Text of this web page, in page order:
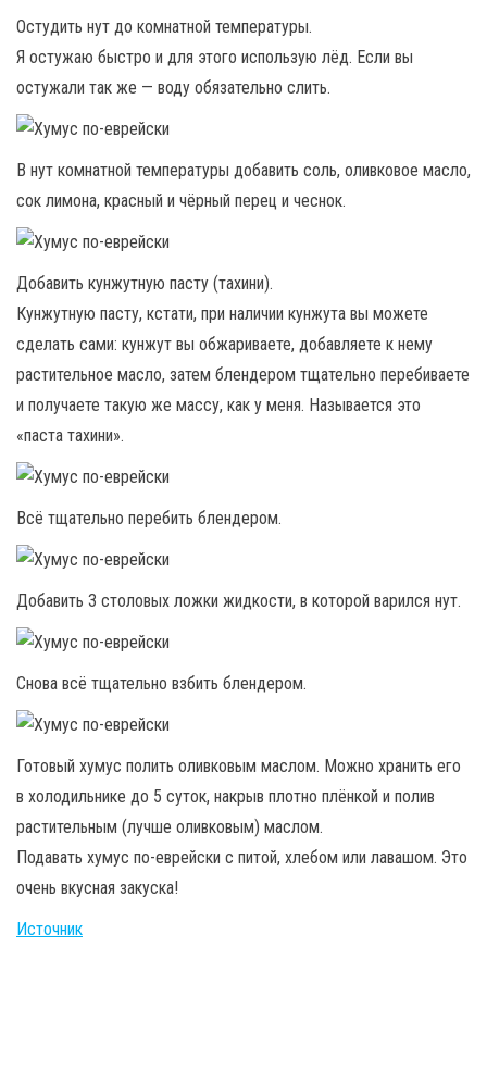
Остудить нут до комнатной температуры.
Я остужаю быстро и для этого использую лёд. Если вы
остужали так же — воду обязательно слить.
В нут комнатной температуры добавить соль, оливковое масло,
сок лимона, красный и чёрный перец и чеснок.
Добавить кунжутную пасту (тахини).
Кунжутную пасту, кстати, при наличии кунжута вы можете
сделать сами: кунжут вы обжариваете, добавляете к нему
растительное масло, затем блендером тщательно перебиваете
и получаете такую же массу, как у меня. Называется это
«паста тахини».
Всё тщательно перебить блендером.
Добавить 3 столовых ложки жидкости, в которой варился нут.
Снова всё тщательно взбить блендером.
Готовый хумус полить оливковым маслом. Можно хранить его
в холодильнике до 5 суток, накрыв плотно плёнкой и полив
растительным (лучше оливковым) маслом.
Подавать хумус по-еврейски с питой, хлебом или лавашом. Это
очень вкусная закуска!
Источник